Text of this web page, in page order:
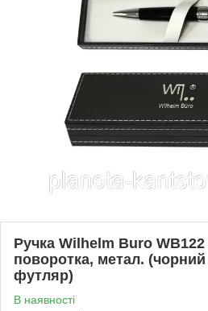
Ручка Wilhelm Buro WB122
поворотка, метал. (чорний
футляр)
В наявності